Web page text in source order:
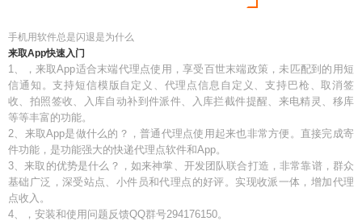
手机用软件总是闪退是为什么
来取App快速入门
1、，来取App适合末端代理点使用，享受百世末端政策，未匹配到的用短
信通知。支持短信模版自定义、代理点信息自定义、支持巴枪、取消签
收、拍照签收、入库自动补到件派件、入库拦截件提醒、来电精灵、移库
等等丰富的功能。
2、来取App是做什么的？，普通代理点使用起来也非常方便。直接完成寄
件功能，是功能强大的快递代理点软件和App。
3、来取的优势是什么？，如来神掌、开发团队联合打造，非常靠谱，群众
基础广泛，深受站点、小件员和代理点的好评。实现收派一体，增加代理
点收入。
4、，安装和使用问题反馈QQ群号294176150。